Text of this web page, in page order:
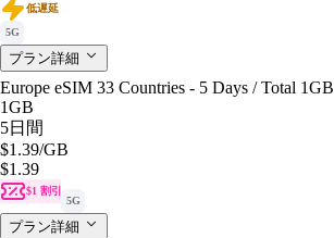
低遅延
5G
プラン詳細
Europe eSIM 33 Countries - 5 Days / Total 1GB
1GB
5日間
$1.39/GB
$1.39
$1 割引
5G
プラン詳細